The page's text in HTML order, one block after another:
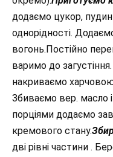
додаємо цукор,
однорідності.
вогонь.Постійно
варимо до
накриваємо
Збиваємо вер. масло
порціями додаємо
кремового стану.
дві рівні частини .